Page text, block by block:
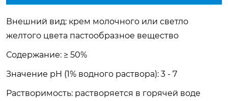
Внешний вид: крем молочного или светло
желтого цвета пастообразное вещество
Содержание: ≥ 50%
Значение pH (1% водного раствора): 3 - 7
Растворимость: растворяется в горячей воде